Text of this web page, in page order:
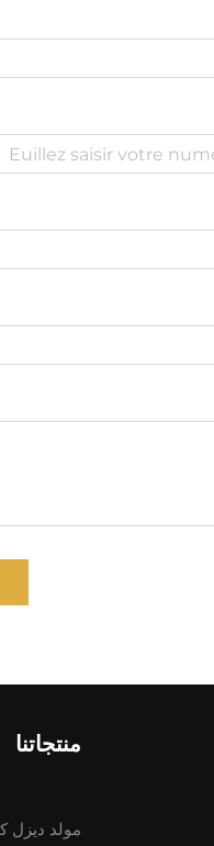
منتجاتنا
مولد ديزل